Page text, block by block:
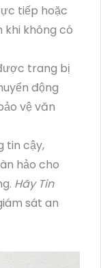
tiếp hoặc
khi không có
trang bị
động
vệ văn
tin cậy,
hảo cho
Hãy Tin
sát an